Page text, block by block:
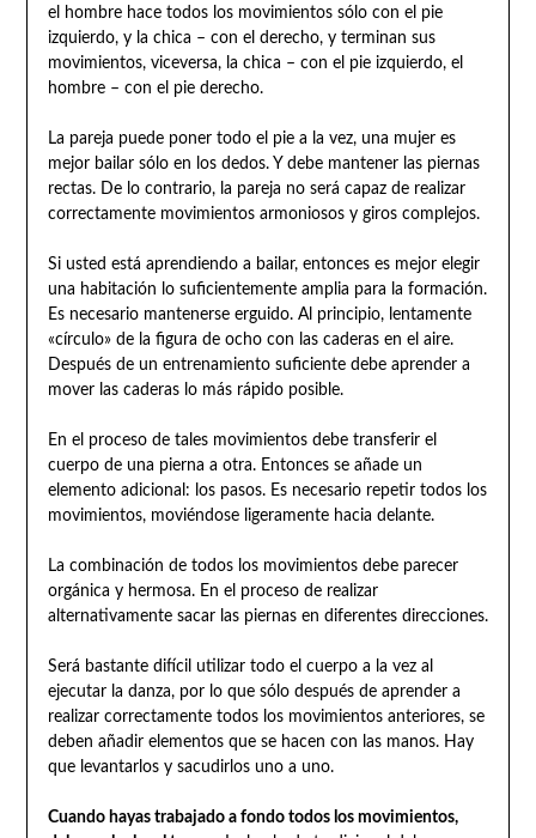
el hombre hace todos los movimientos sólo con el pie
izquierdo, y la chica – con el derecho, y terminan sus
movimientos, viceversa, la chica – con el pie izquierdo, el
hombre – con el pie derecho.
La pareja puede poner todo el pie a la vez, una mujer es
mejor bailar sólo en los dedos. Y debe mantener las piernas
rectas. De lo contrario, la pareja no será capaz de realizar
correctamente movimientos armoniosos y giros complejos.
Si usted está aprendiendo a bailar, entonces es mejor elegir
una habitación lo suficientemente amplia para la formación.
Es necesario mantenerse erguido. Al principio, lentamente
«círculo» de la figura de ocho con las caderas en el aire.
Después de un entrenamiento suficiente debe aprender a
mover las caderas lo más rápido posible.
En el proceso de tales movimientos debe transferir el
cuerpo de una pierna a otra. Entonces se añade un
elemento adicional: los pasos. Es necesario repetir todos los
movimientos, moviéndose ligeramente hacia delante.
La combinación de todos los movimientos debe parecer
orgánica y hermosa. En el proceso de realizar
alternativamente sacar las piernas en diferentes direcciones.
Será bastante difícil utilizar todo el cuerpo a la vez al
ejecutar la danza, por lo que sólo después de aprender a
realizar correctamente todos los movimientos anteriores, se
deben añadir elementos que se hacen con las manos. Hay
que levantarlos y sacudirlos uno a uno.
Cuando hayas trabajado a fondo todos los movimientos,